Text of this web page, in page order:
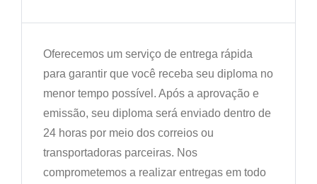
Oferecemos um serviço de entrega rápida
para garantir que você receba seu diploma no
menor tempo possível. Após a aprovação e
emissão, seu diploma será enviado dentro de
24 horas por meio dos correios ou
transportadoras parceiras. Nos
comprometemos a realizar entregas em todo